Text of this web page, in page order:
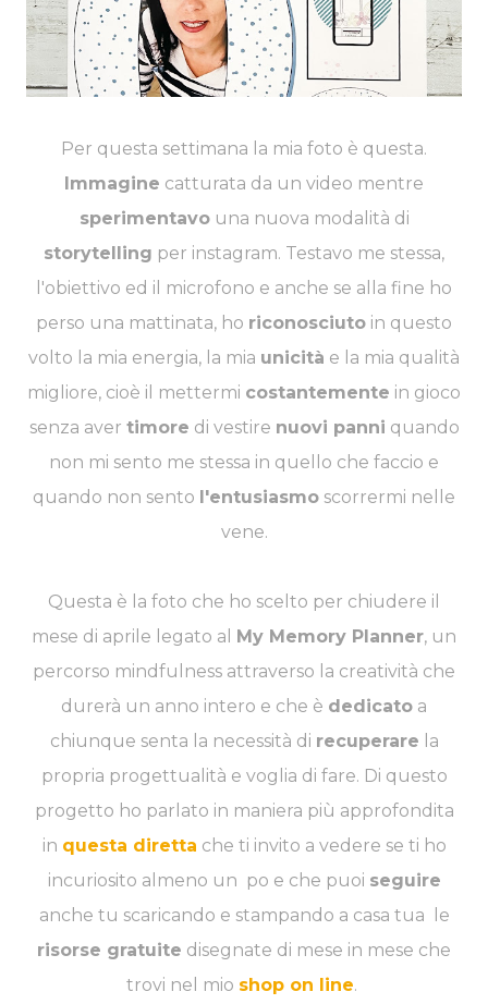
Per questa settimana la mia foto è questa.
Immagine catturata da un video mentre
sperimentavouna nuova modalità di
storytelling per instagram. Testavo me stessa,
l'obiettivo ed il microfono e anche se alla fine ho
perso una mattinata, ho riconosciuto in questo
volto la mia energia, la mia unicità e la mia qualità
migliore, cioè il mettermi costantemente in gioco
senza aver timore di vestire nuovi panni quando
non mi sento me stessa in quello che faccio e
quando non sento l'entusiasmo scorrermi nelle
vene.
Questa è la foto che ho scelto per chiudere il
mese di aprile legato al My Memory Planner, un
percorso mindfulness attraverso la creatività che
durerà un anno intero e che è dedicato a
chiunque senta la necessità di recuperare la
propria progettualità e voglia di fare. Di questo
progetto ho parlato in maniera più approfondita
in questa diretta che ti invito a vedere se ti ho
incuriosito almeno un po e che puoi seguire
anche tu scaricando e stampando a casa tua le
risorse gratuite disegnate di mese in mese che
trovi nel mio shop on line.